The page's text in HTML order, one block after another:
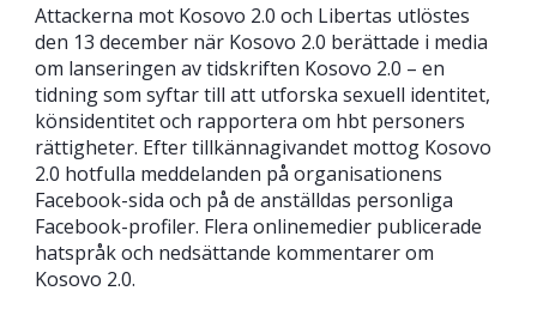
Attackerna mot Kosovo 2.0 och Libertas utlöstes
den 13 december när Kosovo 2.0 berättade i media
om lanseringen av tidskriften Kosovo 2.0 – en
tidning som syftar till att utforska sexuell identitet,
könsidentitet och rapportera om hbt personers
rättigheter. Efter tillkännagivandet mottog Kosovo
2.0 hotfulla meddelanden på organisationens
Facebook-sida och på de anställdas personliga
Facebook-profiler. Flera onlinemedier publicerade
hatspråk och nedsättande kommentarer om
Kosovo 2.0.